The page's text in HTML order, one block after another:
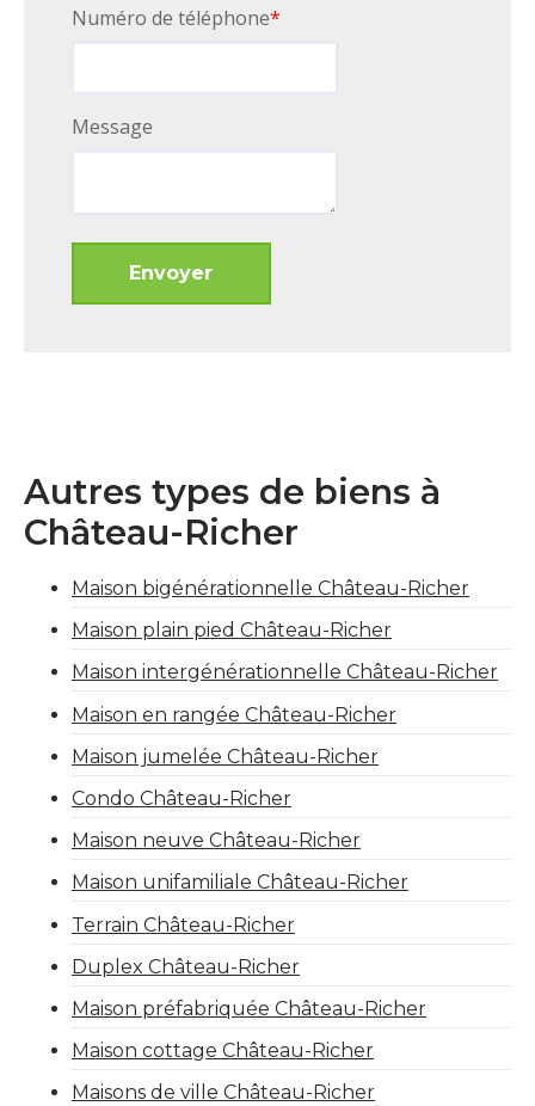
Numéro de téléphone*
Message
Autres types de biens à
Château-Richer
Maison bigénérationnelle Château-Richer
Maison plain pied Château-Richer
Maison intergénérationnelle Château-Richer
Maison en rangée Château-Richer
Maison jumelée Château-Richer
Condo Château-Richer
Maison neuve Château-Richer
Maison unifamiliale Château-Richer
Terrain Château-Richer
Duplex Château-Richer
Maison préfabriquée Château-Richer
Maison cottage Château-Richer
Maisons de ville Château-Richer